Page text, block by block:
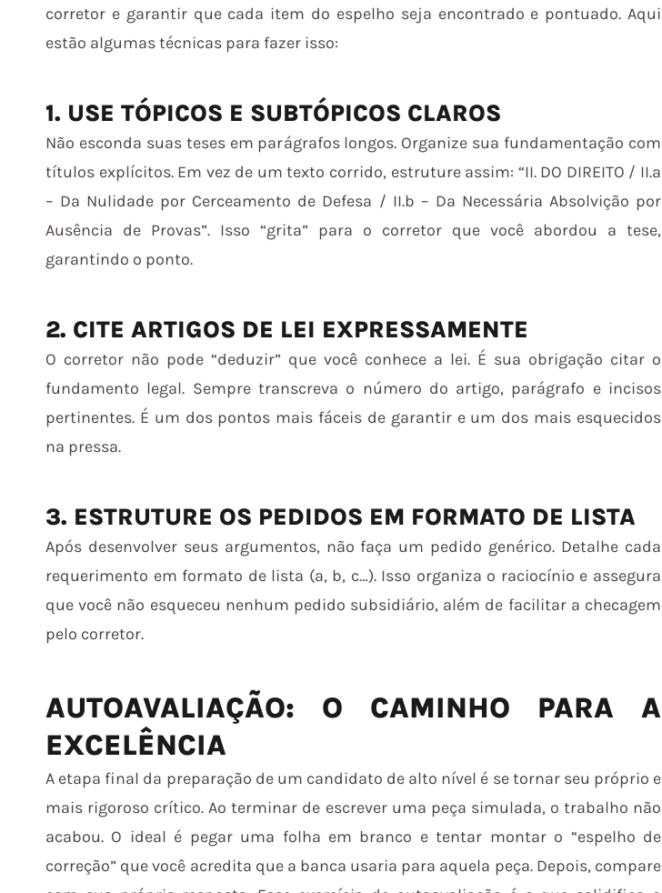
corretor e garantir que cada item do espelho seja encontrado e pontuado. Aqui
estão algumas técnicas para fazer isso:
1. USE TÓPICOS E SUBTÓPICOS CLAROS
Não esconda suas teses em parágrafos longos. Organize sua fundamentação com
títulos explícitos. Em vez de um texto corrido, estruture assim: “II. DO DIREITO / II.a
– Da Nulidade por Cerceamento de Defesa / II.b – Da Necessária Absolvição por
Ausência de Provas”. Isso “grita” para o corretor que você abordou a tese,
garantindo o ponto.
2. CITE ARTIGOS DE LEI EXPRESSAMENTE
O corretor não pode “deduzir” que você conhece a lei. É sua obrigação citar o
fundamento legal. Sempre transcreva o número do artigo, parágrafo e incisos
pertinentes. É um dos pontos mais fáceis de garantir e um dos mais esquecidos
na pressa.
3. ESTRUTURE OS PEDIDOS EM FORMATO DE LISTA
Após desenvolver seus argumentos, não faça um pedido genérico. Detalhe cada
requerimento em formato de lista (a, b, c…). Isso organiza o raciocínio e assegura
que você não esqueceu nenhum pedido subsidiário, além de facilitar a checagem
pelo corretor.
AUTOAVALIAÇÃO: O CAMINHO PARA A
EXCELÊNCIA
A etapa final da preparação de um candidato de alto nível é se tornar seu próprio e
mais rigoroso crítico. Ao terminar de escrever uma peça simulada, o trabalho não
acabou. O ideal é pegar uma folha em branco e tentar montar o “espelho de
correção” que você acredita que a banca usaria para aquela peça. Depois, compare